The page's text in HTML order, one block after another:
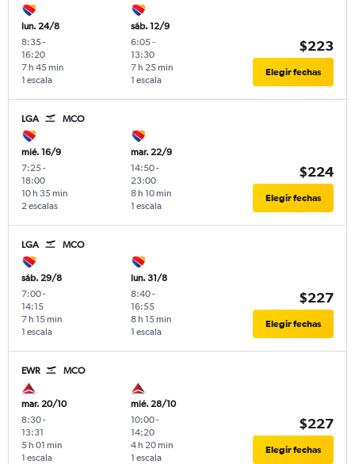
lun. 24/8
8:35-
16:20
1 escala
7 h 45 min
sáb. 12/9
6:05-
13:30
1 escala
7 h 25 min
$223
Elegir fechas
LGA MCO
mié. 16/9
7:25-
18:00
2 escalas
10 h 35 min
mar. 22/9
14:50-
23:00
1 escala
8 h 10 min
$224
Elegir fechas
LGA MCO
sáb. 29/8
7:00-
14:15
1 escala
7 h 15 min
lun. 31/8
8:40-
16:55
1 escala
8 h 15 min
$227
Elegir fechas
EWR MCO
mar. 20/10
8:30-
13:31
1 escala
5 h 01 min
mié. 28/10
10:00-
14:20
1 escala
4 h 20 min
$227
Elegir fechas